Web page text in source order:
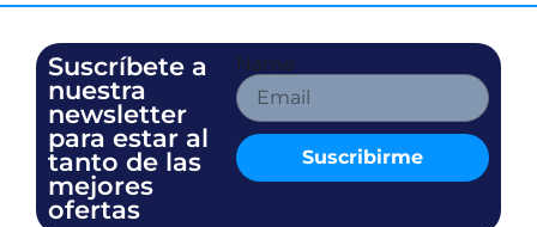
Name
Suscribirme
Suscríbete a
nuestra
newsletter
para estar al
tanto de las
mejores
ofertas